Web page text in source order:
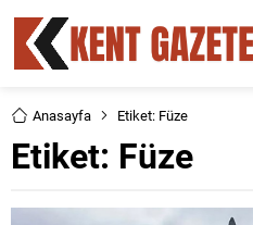
Anasayfa Etiket: Füze
Etiket: Füze